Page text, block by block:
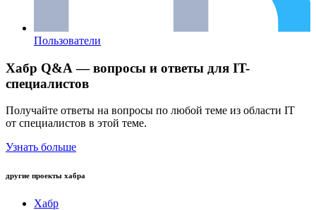
Пользователи
Хабр Q&A — вопросы и ответы для IT-
специалистов
Получайте ответы на вопросы по любой теме из области IT
от специалистов в этой теме.
Узнать больше
другие проекты хабра
Хабр